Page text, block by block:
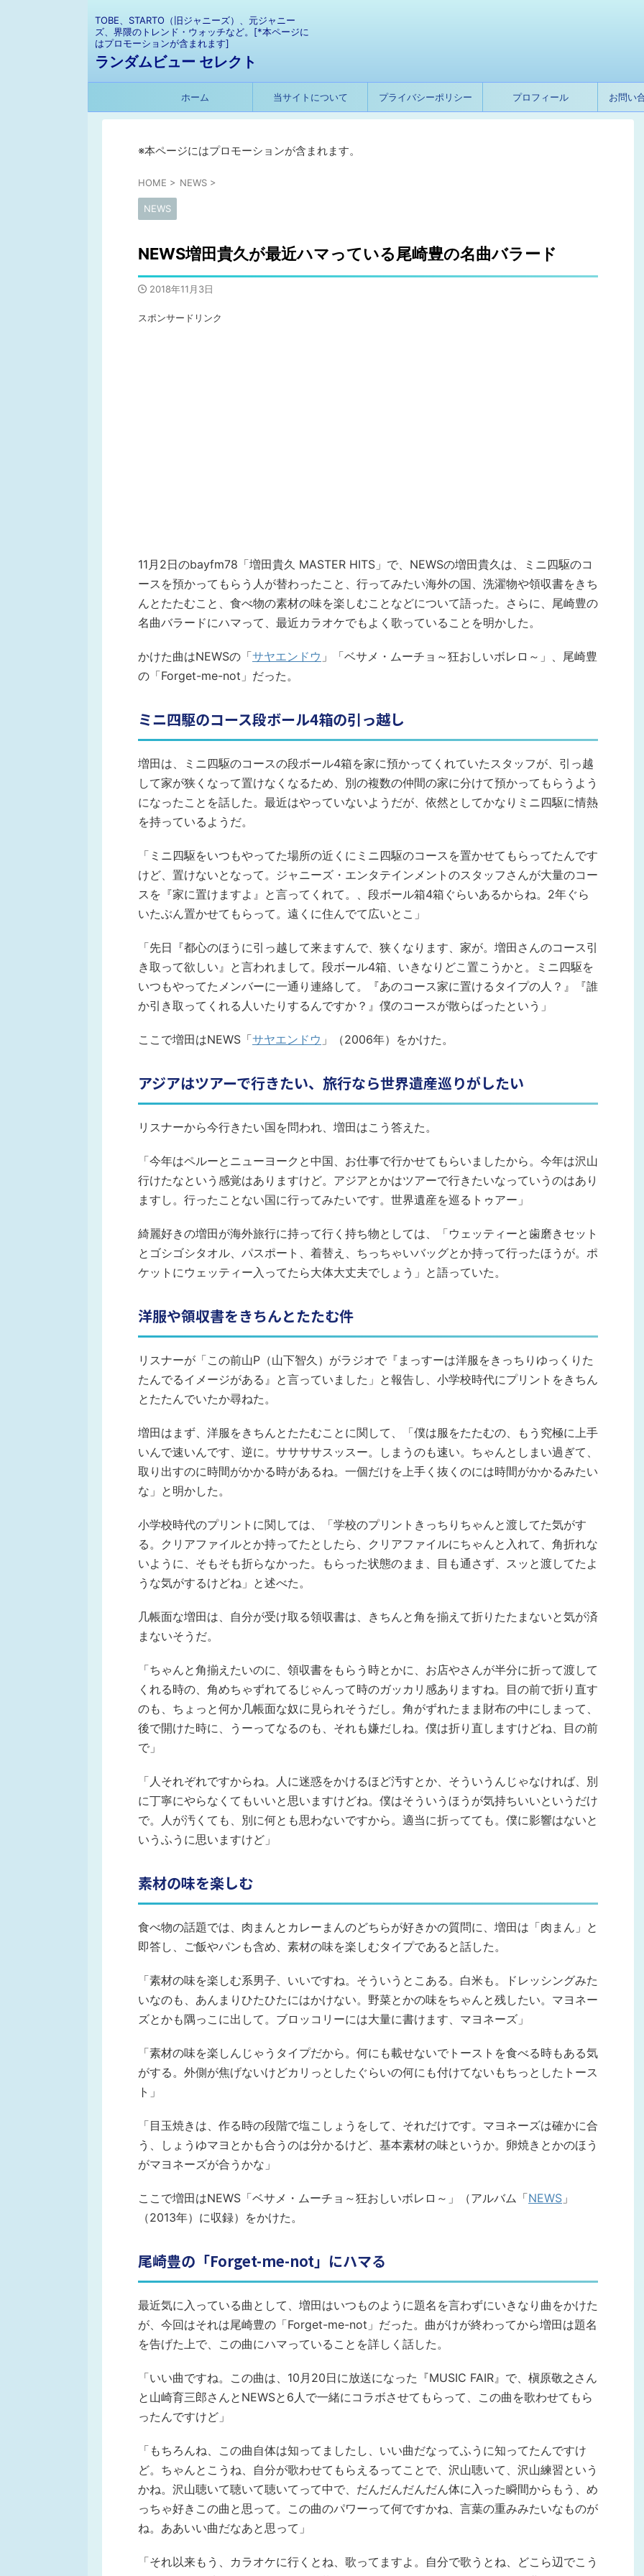
TOBE、STARTO（旧ジャニーズ）、元ジャニー
ズ、界隈のトレンド・ウォッチなど。[*本ページに
はプロモーションが含まれます]
ランダムビュー セレクト
ホーム 当サイトについて プライバシーポリシー プロフィール お問い
※本ページにはプロモーションが含まれます。
HOME > NEWS >
NEWS
NEWS増田貴久が最近ハマっている尾崎豊の名曲バラード
2018年11月3日
スポンサードリンク
11月2日のbayfm78「増田貴久 MASTER HITS」で、NEWSの増田貴久は、ミニ四駆のコ
ースを預かってもらう人が替わったこと、行ってみたい海外の国、洗濯物や領収書をきち
んとたたむこと、食べ物の素材の味を楽しむことなどについて語った。さらに、尾崎豊の
名曲バラードにハマって、最近カラオケでもよく歌っていることを明かした。
かけた曲はNEWSの「サヤエンドウ 」「ベサメ・ムーチョ～狂おしいボレロ～」、尾崎豊
の「Forget-me-not」だった。
ミニ四駆のコース段ボール4箱の引っ越し
増田は、ミニ四駆のコースの段ボール4箱を家に預かってくれていたスタッフが、引っ越
して家が狭くなって置けなくなるため、別の複数の仲間の家に分けて預かってもらうよう
になったことを話した。最近はやっていないようだが、依然としてかなりミニ四駆に情熱
を持っているようだ。
「ミニ四駆をいつもやってた場所の近くにミニ四駆のコースを置かせてもらってたんです
けど、置けないとなって。ジャニーズ・エンタテインメントのスタッフさんが大量のコー
スを『家に置けますよ』と言ってくれて。、段ボール箱4箱ぐらいあるからね。2年ぐら
いたぶん置かせてもらって。遠くに住んでて広いとこ」
「先日『都心のほうに引っ越して来ますんで、狭くなります、家が。増田さんのコース引
き取って欲しい』と言われまして。段ボール4箱、いきなりどこ置こうかと。ミニ四駆を
いつもやってたメンバーに一通り連絡して。『あのコース家に置けるタイプの人？』『誰
か引き取ってくれる人いたりするんですか？』僕のコースが散らばったという」
ここで増田はNEWS「サヤエンドウ 」（2006年）をかけた。
アジアはツアーで行きたい、旅行なら世界遺産巡りがしたい
リスナーから今行きたい国を問われ、増田はこう答えた。
「今年はペルーとニューヨークと中国、お仕事で行かせてもらいましたから。今年は沢山
行けたなという感覚はありますけど。アジアとかはツアーで行きたいなっていうのはあり
ますし。行ったことない国に行ってみたいです。世界遺産を巡るトゥアー」
綺麗好きの増田が海外旅行に持って行く持ち物としては、「ウェッティーと歯磨きセット
とゴシゴシタオル、パスポート、着替え、ちっちゃいバッグとか持って行ったほうが。ポ
ケットにウェッティー入ってたら大体大丈夫でしょう」と語っていた。
洋服や領収書をきちんとたたむ件
リスナーが「この前山P（山下智久）がラジオで『まっすーは洋服をきっちりゆっくりた
たんでるイメージがある』と言っていました」と報告し、小学校時代にプリントをきちん
とたたんでいたか尋ねた。
増田はまず、洋服をきちんとたたむことに関して、「僕は服をたたむの、もう究極に上手
いんで速いんです、逆に。ササササスッスー。しまうのも速い。ちゃんとしまい過ぎて、
取り出すのに時間がかかる時があるね。一個だけを上手く抜くのには時間がかかるみたい
な」と明かした。
小学校時代のプリントに関しては、「学校のプリントきっちりちゃんと渡してた気がす
る。クリアファイルとか持ってたとしたら、クリアファイルにちゃんと入れて、角折れな
いように、そもそも折らなかった。もらった状態のまま、目も通さず、スッと渡してたよ
うな気がするけどね」と述べた。
几帳面な増田は、自分が受け取る領収書は、きちんと角を揃えて折りたたまないと気が済
まないそうだ。
「ちゃんと角揃えたいのに、領収書をもらう時とかに、お店やさんが半分に折って渡して
くれる時の、角めちゃずれてるじゃんって時のガッカリ感ありますね。目の前で折り直す
のも、ちょっと何か几帳面な奴に見られそうだし。角がずれたまま財布の中にしまって、
後で開けた時に、うーってなるのも、それも嫌だしね。僕は折り直しますけどね、目の前
で」
「人それぞれですからね。人に迷惑をかけるほど汚すとか、そういうんじゃなければ、別
に丁寧にやらなくてもいいと思いますけどね。僕はそういうほうが気持ちいいというだけ
で。人が汚くても、別に何とも思わないですから。適当に折ってても。僕に影響はないと
いうふうに思いますけど」
素材の味を楽しむ
食べ物の話題では、肉まんとカレーまんのどちらが好きかの質問に、増田は「肉まん」と
即答し、ご飯やパンも含め、素材の味を楽しむタイプであると話した。
「素材の味を楽しむ系男子、いいですね。そういうとこある。白米も。ドレッシングみた
いなのも、あんまりひたひたにはかけない。野菜とかの味をちゃんと残したい。マヨネー
ズとかも隅っこに出して。ブロッコリーには大量に書けます、マヨネーズ」
「素材の味を楽しんじゃうタイプだから。何にも載せないでトーストを食べる時もある気
がする。外側が焦げないけどカリっとしたぐらいの何にも付けてないもちっとしたトース
ト」
「目玉焼きは、作る時の段階で塩こしょうをして、それだけです。マヨネーズは確かに合
う、しょうゆマヨとかも合うのは分かるけど、基本素材の味というか。卵焼きとかのほう
がマヨネーズが合うかな」
ここで増田はNEWS「ベサメ・ムーチョ～狂おしいボレロ～」（アルバム「NEWS 」
（2013年）に収録）をかけた。
尾崎豊の「Forget-me-not」にハマる
最近気に入っている曲として、増田はいつものように題名を言わずにいきなり曲をかけた
が、今回はそれは尾崎豊の「Forget-me-not」だった。曲がけが終わってから増田は題名
を告げた上で、この曲にハマっていることを詳しく話した。
「いい曲ですね。この曲は、10月20日に放送になった『MUSIC FAIR』で、槇原敬之さん
と山崎育三郎さんとNEWSと6人で一緒にコラボさせてもらって、この曲を歌わせてもら
ったんですけど」
「もちろんね、この曲自体は知ってましたし、いい曲だなってふうに知ってたんですけ
ど。ちゃんとこうね、自分が歌わせてもらえるってことで、沢山聴いて、沢山練習という
かね。沢山聴いて聴いて聴いてって中で、だんだんだんだん体に入った瞬間からもう、め
っちゃ好きこの曲と思って。この曲のパワーって何ですかね、言葉の重みみたいなものが
ね。ああいい曲だなあと思って」
「それ以来もう、カラオケに行くとね、歌ってますよ。自分で歌うとね、どこら辺でこう